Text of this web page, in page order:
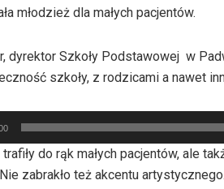
młodzież dla małych pacjentów.
dyrektor Szkoły Podstawowej w
szkoły, z rodzicami a nawet
do rąk małych pacjentów, ale
zabrakło też akcentu